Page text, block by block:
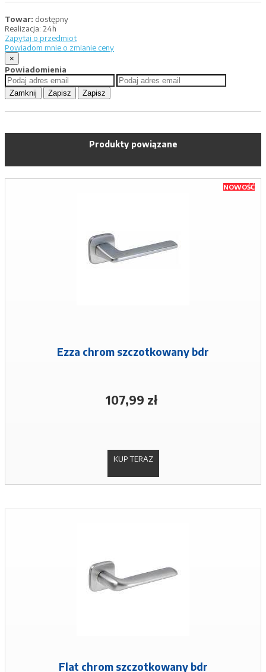
Towar: dostępny
Realizacja: 24h
Zapytaj o przedmiot
Powiadom mnie o zmianie ceny
×
Powiadomienia
Zamknij Zapisz Zapisz
Produkty powiązane
NOWOŚĆ
Ezza chrom szczotkowany bdr
107,99 zł
KUP TERAZ
Flat chrom szczotkowany bdr